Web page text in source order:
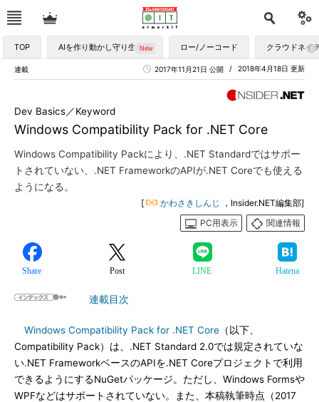
TOP AIを作り動かし守り生かす ロー/ノーコード クラウドネイ
連載 2018年4月18日 更新
2017年11月21日 公開
Windows Compatibility Pack for .NET Core
Dev Basics／Keyword
Windows Compatibility Packにより、.NET Standardではサポー
トされていない、.NET FrameworkのAPIが.NET Coreでも使える
ようになる。
[ かわさきしんじ
，Insider.NET編集部]
PC用表示
関連情報
Share Post LINE Hatena
連載目次
Windows Compatibility Pack for .NET Core （以下、
Compatibility Pack）は、.NET Standard 2.0では規定されていな
い.NET FrameworkベースのAPIを.NET Coreプロジェクトで利用
できるようにするNuGetパッケージ。ただし、Windows Formsや
WPFなどはサポートされていない。また、本稿執筆時点（2017